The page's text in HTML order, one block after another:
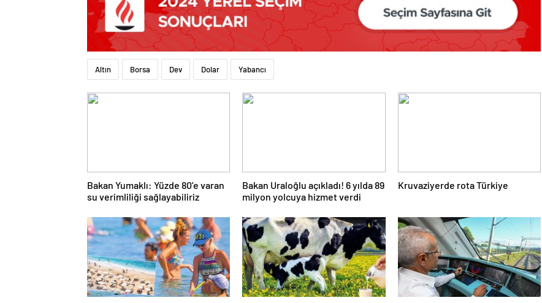
Altın Borsa Dev Dolar Yabancı
Bakan Yumaklı: Yüzde 80’e varan
su verimliliği sağlayabiliriz
Bakan Uraloğlu açıkladı! 6 yılda 89
milyon yolcuya hizmet verdi
Kruvaziyerde rota Türkiye